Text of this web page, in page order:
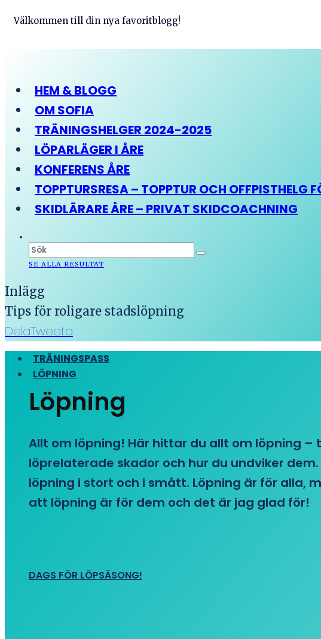
Välkommen till din nya favoritblogg!
HEM & BLOGG
OM SOFIA
TRÄNINGSHELGER 2024-2025
LÖPARLÄGER I ÅRE
KONFERENS ÅRE
TOPPTURSRESA – TOPPTUR OCH OFFPISTHELG
SKIDLÄRARE ÅRE – PRIVAT SKIDCOACHNING
SE ALLA RESULTAT
Inlägg
Tips för roligare stadslöpning
DelaTweeta
TRÄNINGSPASS
LÖPNING
Löpning
Allt om löpning! Här hittar du allt om löpning
löprelaterade skador och hur du undviker
löpning i stort och i smått. Löpning är för alla,
att löpning är för dem och det är jag glad för!
DAGS FÖR LÖPSÄSONG!